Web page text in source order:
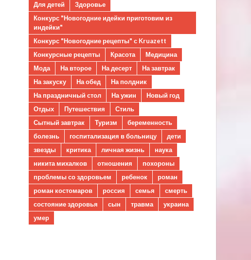
Для детей
Здоровье
Конкурс "Новогодние идейки приготовим из
индейки"
Конкурс "Новогодние рецепты" с Kruazett
Конкурсные рецепты
Красота
Медицина
Мода
На второе На десерт
На завтрак
На закуску
На обед
На полдник
На праздничный стол
На ужин
Новый год
Отдых
Путешествия
Стиль
Сытный завтрак
Туризм
беременность
болезнь
госпитализация в больницу
дети
звезды
критика личная жизнь
наука
никита михалков
отношения
похороны
проблемы со здоровьем
ребенок
роман
роман костомаров
россия семья
смерть
состояние здоровья
сын травма
украина
умер